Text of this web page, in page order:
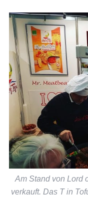
Am Stand von Lord
verkauft. Das T in